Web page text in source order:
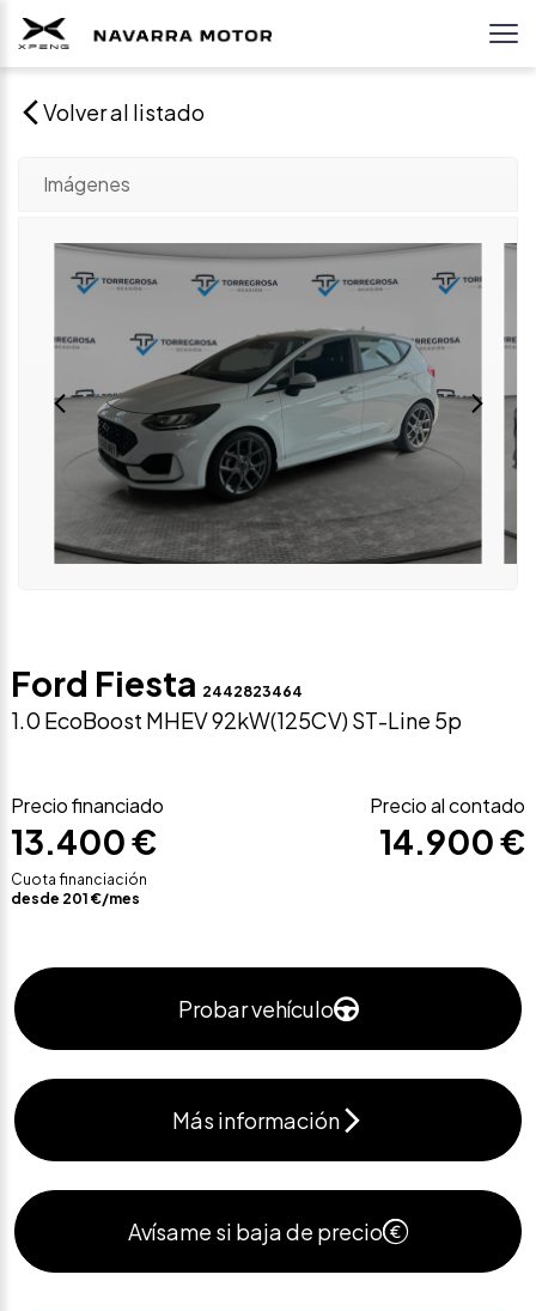
Volver al listado
Imágenes
Ford Fiesta 2442823464
1.0 EcoBoost MHEV 92kW(125CV) ST-Line 5p
Precio financiado
13.400 €
Cuota financiación
desde 201 €/mes
Precio al contado
14.900 €
Probar vehículo
Más información
Avísame si baja de precio